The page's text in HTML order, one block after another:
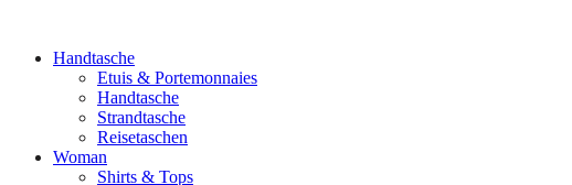
Handtasche
Etuis & Portemonnaies
Handtasche
Strandtasche
Reisetaschen
Woman
Shirts & Tops